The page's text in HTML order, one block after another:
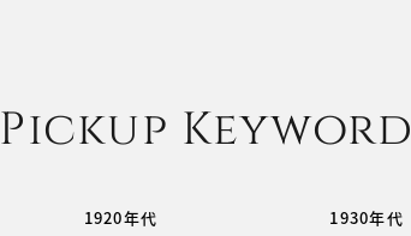
Pickup Keyword
1920年代 1930年代